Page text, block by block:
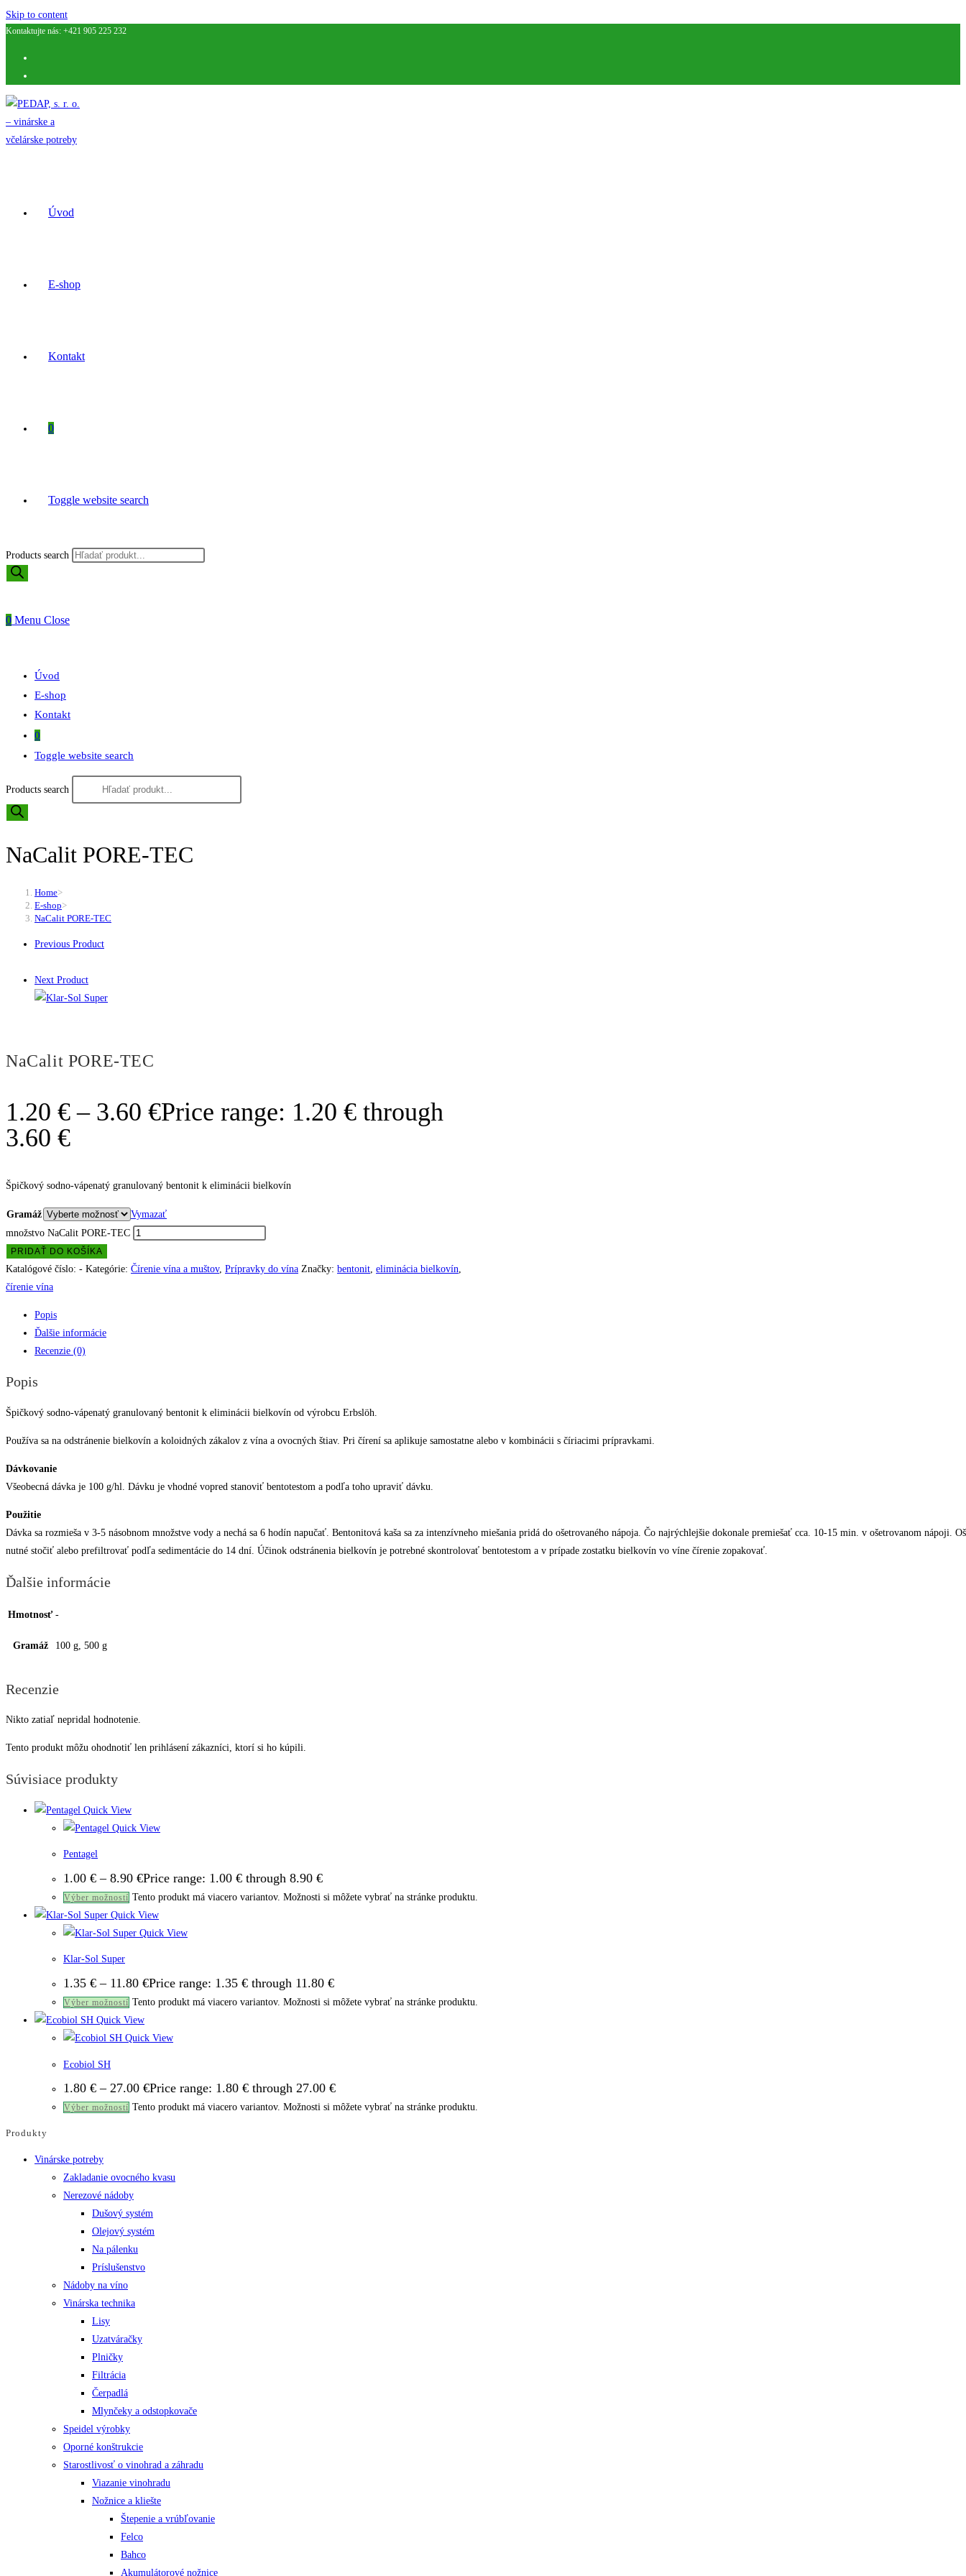
Skip to content
Kontaktujte nás: +421 905 225 232
Úvod
E-shop
Kontakt
0
Toggle website search
Products search
0 Menu Close
Úvod
E-shop
Kontakt
0
Toggle website search
Products search
NaCalit PORE-TEC
Home>
E-shop>
NaCalit PORE-TEC
Previous Product
Next Product
NaCalit PORE-TEC
1.20 € – 3.60 €Price range: 1.20 € through
3.60 €
Špičkový sodno-vápenatý granulovaný bentonit k eliminácii bielkovín
Gramáž
Vymazať
množstvo NaCalit PORE-TEC
PRIDAŤ DO KOŠÍKA
Katalógové číslo: - Kategórie: Čírenie vína a muštov, Prípravky do vína Značky: bentonit eliminácia bielkovín
čírenie vína
Popis
Ďalšie informácie
Recenzie (0)
Popis
Špičkový sodno-vápenatý granulovaný bentonit k eliminácii bielkovín od výrobcu Erbslöh.
Používa sa na odstránenie bielkovín a koloidných zákalov z vína a ovocných štiav. Pri čírení sa aplikuje samostatne alebo v kombinácii s číriacimi prípravkami.
Dávkovanie
Všeobecná dávka je 100 g/hl. Dávku je vhodné vopred stanoviť bentotestom a podľa toho upraviť dávku.
Použitie
Dávka sa rozmieša v 3-5 násobnom množstve vody a nechá sa 6 hodín napučať. Bentonitová kaša sa za intenzívneho miešania pridá do ošetrovaného nápoja. Čo najrýchlejšie dokonale premiešať cca. 10-15 min. v ošetrovanom nápoji.
nutné stočiť alebo prefiltrovať podľa sedimentácie do 14 dní. Účinok odstránenia bielkovín je potrebné skontrolovať bentotestom a v prípade zostatku bielkovín vo víne čírenie zopakovať.
Ďalšie informácie
Hmotnosť -
Gramáž 100 g, 500 g
Recenzie
Nikto zatiaľ nepridal hodnotenie.
Tento produkt môžu ohodnotiť len prihlásení zákazníci, ktorí si ho kúpili.
Súvisiace produkty
Quick View
Quick View
Pentagel
1.00 € – 8.90 €Price range: 1.00 € through 8.90 €
Výber možností Tento produkt má viacero variantov. Možnosti si môžete vybrať na stránke produktu.
Quick View
Quick View
Klar-Sol Super
1.35 € – 11.80 €Price range: 1.35 € through 11.80 €
Výber možností Tento produkt má viacero variantov. Možnosti si môžete vybrať na stránke produktu.
Quick View
Quick View
Ecobiol SH
1.80 € – 27.00 €Price range: 1.80 € through 27.00 €
Výber možností Tento produkt má viacero variantov. Možnosti si môžete vybrať na stránke produktu.
Produkty
Vinárske potreby
Zakladanie ovocného kvasu
Nerezové nádoby
Dušový systém
Olejový systém
Na pálenku
Príslušenstvo
Nádoby na víno
Vinárska technika
Lisy
Uzatváračky
Plničky
Filtrácia
Čerpadlá
Mlynčeky a odstopkovače
Speidel výrobky
Oporné konštrukcie
Starostlivosť o vinohrad a záhradu
Viazanie vinohradu
Nožnice a kliešte
Štepenie a vrúbľovanie
Felco
Bahco
Akumulátorové nožnice